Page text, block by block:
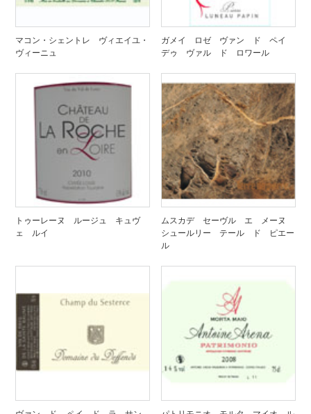
マコン・シェントレ ヴィエイユ・
ヴィーニュ
ガメイ ロゼ ヴァン ド ペイ
デゥ ヴァル ド ロワール
トゥーレーヌ ルージュ キュヴ
ェ ルイ
ムスカデ セーヴル エ メーヌ
シュールリー テール ド ピエー
ル